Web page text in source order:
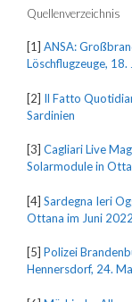
Quellenverzeichnis
[1] ANSA:
Löschflugzeuge, 18.
[2] Il Fatto
Sardinien
[3] Cagliari Live
Solarmodule in
[4] Sardegna Ieri
Ottana im Juni 2022
[5] Polizei
Hennersdorf, 24.